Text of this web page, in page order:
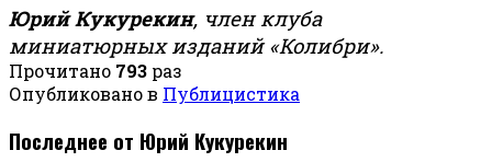
Юрий Кукурекин, член клуба
миниатюрных изданий «Колибри».
Прочитано 793 раз
Опубликовано в Публицистика
Последнее от Юрий Кукурекин